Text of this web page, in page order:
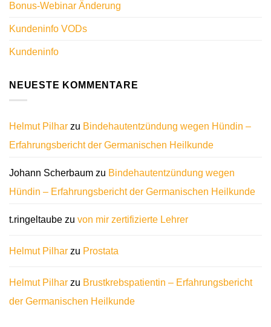
Bonus-Webinar Änderung
Kundeninfo VODs
Kundeninfo
NEUESTE KOMMENTARE
Helmut Pilhar zu Bindehautentzündung wegen Hündin –
Erfahrungsbericht der Germanischen Heilkunde
Johann Scherbaum zu Bindehautentzündung wegen
Hündin – Erfahrungsbericht der Germanischen Heilkunde
t.ringeltaube zu von mir zertifizierte Lehrer
Helmut Pilhar zu Prostata
Helmut Pilhar zu Brustkrebspatientin – Erfahrungsbericht
der Germanischen Heilkunde